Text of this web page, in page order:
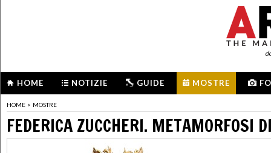
HOME NOTIZIE GUIDE MOSTRE
HOME > MOSTRE
FEDERICA ZUCCHERI. METAMORFOSI